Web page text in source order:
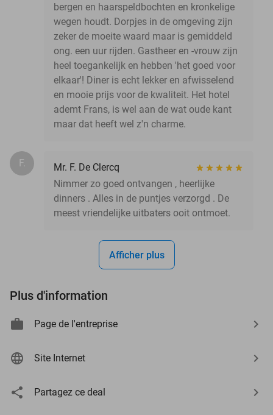
bergen en haarspeldbochten en kronkelige
wegen houdt. Dorpjes in de omgeving zijn
zeker de moeite waard maar is gemiddeld
ong. een uur rijden. Gastheer en -vrouw zijn
heel toegankelijk en hebben 'het goed voor
elkaar'! Diner is echt lekker en afwisselend
en mooie prijs voor de kwaliteit. Het hotel
ademt Frans, is wel aan de wat oude kant
maar dat heeft wel z'n charme.
F.
Mr. F. De Clercq
Nimmer zo goed ontvangen , heerlijke
dinners . Alles in de puntjes verzorgd . De
meest vriendelijke uitbaters ooit ontmoet.
Afficher plus
Plus d'information
Page de l'entreprise
Site Internet
Partagez ce deal